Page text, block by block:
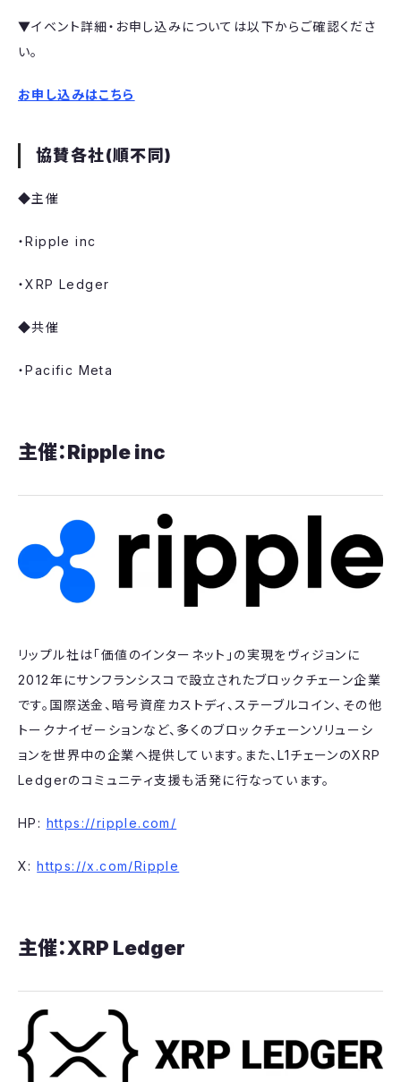
▼イベント詳細・お申し込みについては以下からご確認くださ
い。
お申し込みはこちら
協賛各社(順不同)
◆主催
・​Ripple inc
・​XRP Ledger
◆共催
・Pacific Meta
主催：Ripple inc
​リップル社は「価値のインターネット」の実現をヴィジョンに
2012年にサンフランシスコで設立されたブロックチェーン企業
です。国際送金、暗号資産カストディ、ステーブルコイン、その他
トークナイゼーションなど、多くのブロックチェーンソリューシ
ョンを世界中の企業へ提供しています。また、L1チェーンのXRP
Ledgerのコミュニティ支援も活発に行なっています。
​​HP: https://ripple.com/
X:https://x.com/Ripple
主催：​XRP Ledger